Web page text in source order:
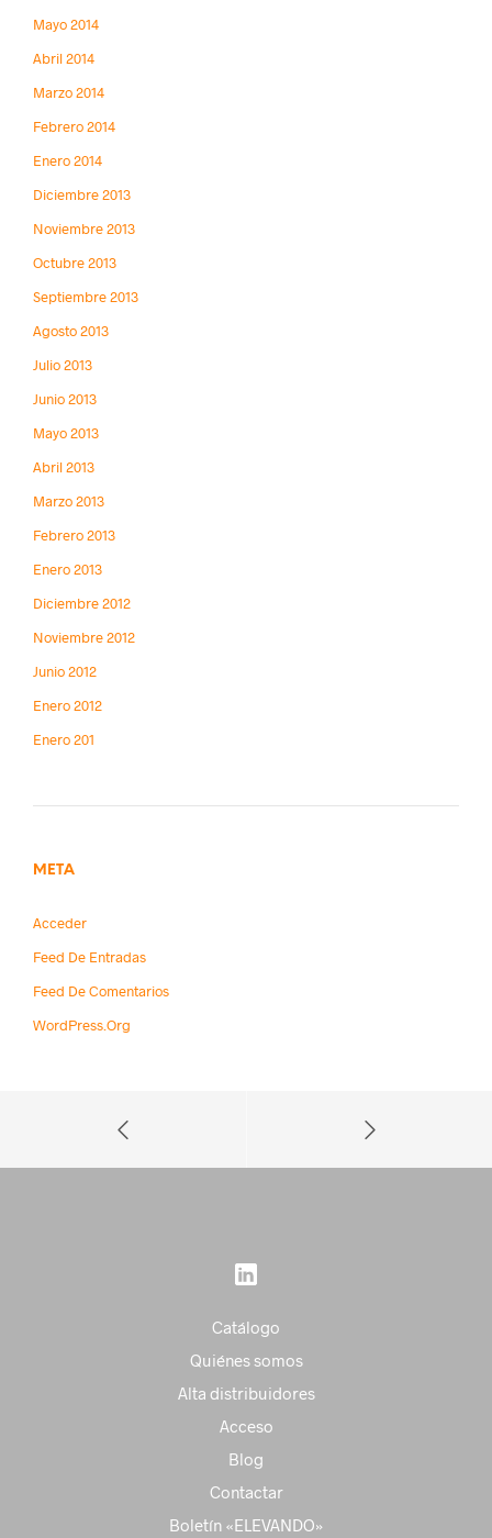
Mayo 2014
Abril 2014
Marzo 2014
Febrero 2014
Enero 2014
Diciembre 2013
Noviembre 2013
Octubre 2013
Septiembre 2013
Agosto 2013
Julio 2013
Junio 2013
Mayo 2013
Abril 2013
Marzo 2013
Febrero 2013
Enero 2013
Diciembre 2012
Noviembre 2012
Junio 2012
Enero 2012
Enero 201
META
Acceder
Feed De Entradas
Feed De Comentarios
WordPress.org
Catálogo
Quiénes somos
Alta distribuidores
Acceso
Blog
Contactar
Boletín «ELEVANDO»